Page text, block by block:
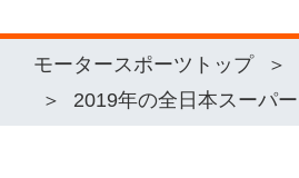
モータースポーツトップ
2019年の全日本スーパ